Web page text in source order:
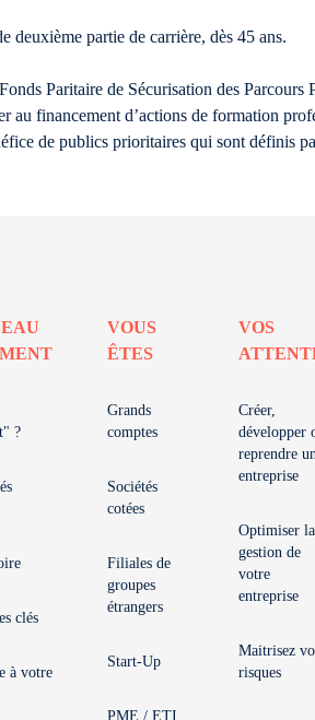
deuxième partie de carrière, dès 45 ans.
Paritaire de Sécurisation des
financement d’actions de formation
de publics prioritaires qui sont définis
?
clés
à votre
VOUS
ÊTES
Grands
comptes
Sociétés
cotées
Filiales de
groupes
étrangers
Start-Up
PME / ETI
VOS
Créer,
développer
reprendre
entreprise
Optimiser la
gestion de
votre
entreprise
Maitrisez
risques